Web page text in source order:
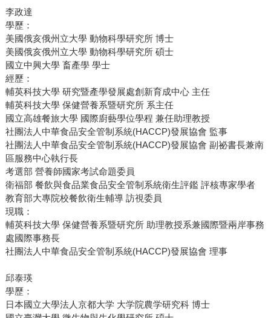
李政達
學歷：
美國俄亥俄州立大學 動物科學研究所 博士
美國俄亥俄州立大學 動物科學研究所 碩士
國立中興大學 畜產學 學士
經歷：
輔英科技大學 研究暨產學發展處創新育成中心 主任
輔英科技大學 保健營養系暨研究所 系主任
國立高雄餐旅大學 國際廚藝學位學程 兼任助理教授
社團法人中華食品安全管制系統(HACCP)發展協會 監事
社團法人中華食品安全管制系統(HACCP)發展協會 副祕書長兼南
區服務中心執行長
考選部 營養師國家考試命題委員
衛福部 餐飲與食品業食品安全管制系統衛生評鑑 評核專家學者
教育部大專院校餐飲衛生輔導 訪視委員
現職：
輔英科技大學 保健營養系暨研究所 助理教授系兼國際暨兩岸事務
處國際事務長
社團法人中華食品安全管制系統(HACCP)發展協會 理事
邱泰瑛
學歷：
日本國立大學法人京都大学 大学院農学研究科 博士